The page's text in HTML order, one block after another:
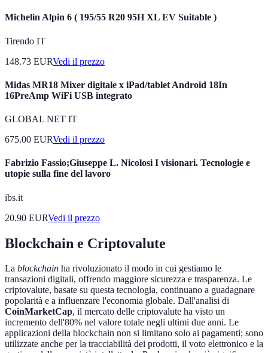
Michelin Alpin 6 ( 195/55 R20 95H XL EV Suitable )
Tirendo IT
148.73 EURVedi il prezzo
Midas MR18 Mixer digitale x iPad/tablet Android 18In
16PreAmp WiFi USB integrato
GLOBAL NET IT
675.00 EURVedi il prezzo
Fabrizio Fassio;Giuseppe L. Nicolosi I visionari. Tecnologie e
utopie sulla fine del lavoro
ibs.it
20.90 EURVedi il prezzo
Blockchain e Criptovalute
La blockchain ha rivoluzionato il modo in cui gestiamo le
transazioni digitali, offrendo maggiore sicurezza e trasparenza. Le
criptovalute, basate su questa tecnologia, continuano a guadagnare
popolarità e a influenzare l'economia globale. Dall'analisi di
CoinMarketCap, il mercato delle criptovalute ha visto un
incremento dell'80% nel valore totale negli ultimi due anni. Le
applicazioni della blockchain non si limitano solo ai pagamenti; sono
utilizzate anche per la tracciabilità dei prodotti, il voto elettronico e la